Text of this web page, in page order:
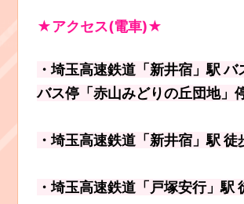
★アクセス(電車)★
・埼玉高速鉄道「新井宿」駅 バ
バス停「赤山みどりの丘団地」
・埼玉高速鉄道「新井宿」駅
・埼玉高速鉄道「戸塚安行」駅